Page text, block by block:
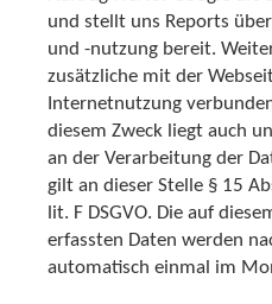
und stellt uns Reports
und -nutzung bereit.
zusätzliche mit der
Internetnutzung
diesem Zweck liegt auch
an der Verarbeitung der
gilt an dieser Stelle § 15
lit. F DSGVO. Die auf
erfassten Daten werden
automatisch einmal im